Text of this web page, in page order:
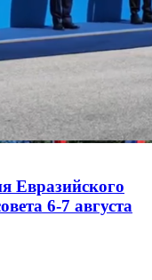
Евразийского
6-7 августа